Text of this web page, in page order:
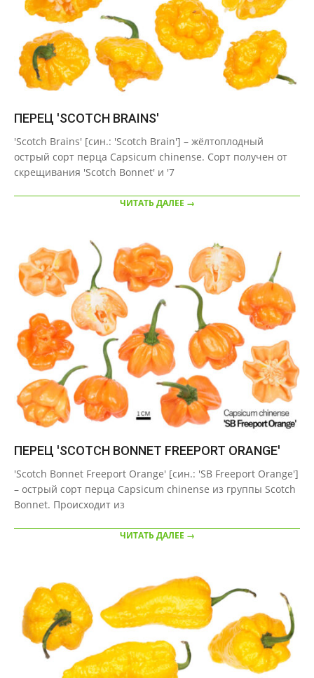
ПЕРЕЦ 'SCOTCH BRAINS'
09-
22
'Scotch Brains' [син.: 'Scotch Brain'] – жёлтоплодный
острый сорт перца Capsicum chinense. Сорт получен от
скрещивания 'Scotch Bonnet' и '7
ЧИТАТЬ ДАЛЕЕ →
ПЕРЕЦ 'SCOTCH BONNET FREEPORT ORANGE'
09-
22
'Scotch Bonnet Freeport Orange' [син.: 'SB Freeport Orange']
– острый сорт перца Capsicum chinense из группы Scotch
Bonnet. Происходит из
ЧИТАТЬ ДАЛЕЕ →